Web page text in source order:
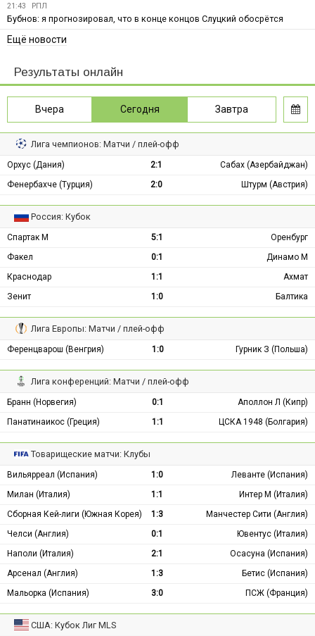
21:43 РПЛ
Бубнов: я прогнозировал, что в конце концов Слуцкий обосрётся
Ещё новости
Результаты онлайн
Вчера Сегодня Завтра
Лига чемпионов: Матчи / плей-офф
Орхус (Дания) 2:1
Сабах (Азербайджан)
Фенербахче (Турция)
2:0 Штурм (Австрия)
Россия: Кубок
Спартак М 5:1
Оренбург
Факел
0:1
Динамо М
Краснодар
1:1
Ахмат
Зенит
1:0 Балтика
Лига Европы: Матчи / плей-офф
Ференцварош (Венгрия) 1:0 Гурник З (Польша)
Лига конференций: Матчи / плей-офф
Бранн (Норвегия) 0:1
Аполлон Л (Кипр)
Панатинаикос (Греция)
1:1 ЦСКА 1948 (Болгария)
Товарищеские матчи: Клубы
Вильярреал (Испания) 1:0
Леванте (Испания)
Милан (Италия)
1:1
Интер М (Италия)
Сборная Кей-лиги (Южная Корея)
1:3
Манчестер Сити (Англия)
Челси (Англия)
0:1
Ювентус (Италия)
Наполи (Италия)
2:1
Осасуна (Испания)
Арсенал (Англия)
1:3
Бетис (Испания)
Мальорка (Испания)
3:0 ПСЖ (Франция)
США: Кубок Лиг MLS